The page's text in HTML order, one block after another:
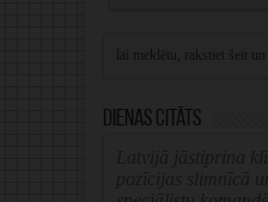
Dienas citāts